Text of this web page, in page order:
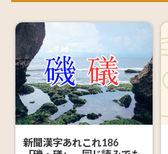
新聞漢字あれこれ186